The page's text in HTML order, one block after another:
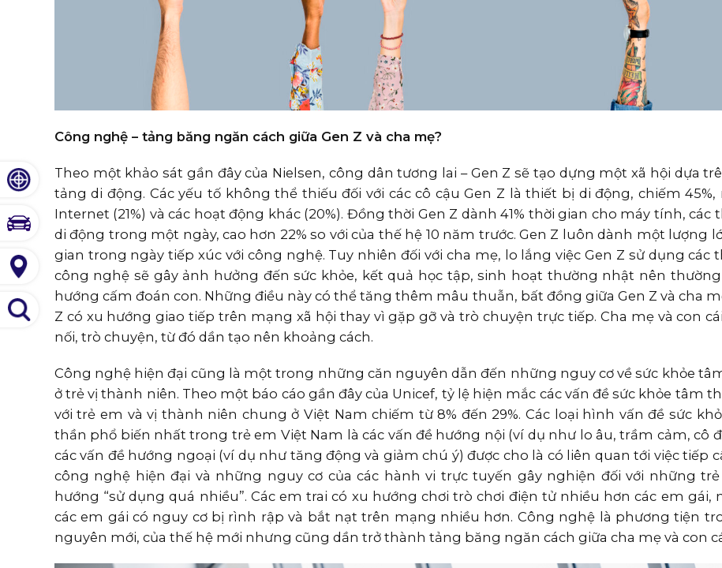
Công nghệ – tảng băng ngăn cách giữa Gen Z và cha mẹ?
Theo một khảo sát gần đây của Nielsen, công dân tương lai – Gen Z sẽ tạo dựng một xã hội dựa
tảng di động. Các yếu tố không thể thiếu đối với các cô cậu Gen Z là thiết bị di động, chiếm 45%,
Internet (21%) và các hoạt động khác (20%). Đồng thời Gen Z dành 41% thời gian cho máy tính, các
di động trong một ngày, cao hơn 22% so với của thế hệ 10 năm trước. Gen Z luôn dành một lượng
gian trong ngày tiếp xúc với công nghệ. Tuy nhiên đối với cha mẹ, lo lắng việc Gen Z sử dụng các
công nghệ sẽ gây ảnh hưởng đến sức khỏe, kết quả học tập, sinh hoạt thường nhật nên thường
hướng cấm đoán con. Những điều này có thể tăng thêm mâu thuẫn, bất đồng giữa Gen Z và cha
Z có xu hướng giao tiếp trên mạng xã hội thay vì gặp gỡ và trò chuyện trực tiếp. Cha mẹ và con
nối, trò chuyện, từ đó dần tạo nên khoảng cách.
Công nghệ hiện đại cũng là một trong những căn nguyên dẫn đến những nguy cơ về sức khỏe
ở trẻ vị thành niên. Theo một báo cáo gần đây của Unicef, tỷ lệ hiện mắc các vấn đề sức khỏe tâm
với trẻ em và vị thành niên chung ở Việt Nam chiếm từ 8% đến 29%. Các loại hình vấn đề sức
thần phổ biến nhất trong trẻ em Việt Nam là các vấn đề hướng nội (ví dụ như lo âu, trầm cảm, cô
các vấn đề hướng ngoại (ví dụ như tăng động và giảm chú ý) được cho là có liên quan tới việc tiếp
công nghệ hiện đại và những nguy cơ của các hành vi trực tuyến gây nghiện đối với những trẻ
hướng “sử dụng quá nhiều”. Các em trai có xu hướng chơi trò chơi điện tử nhiều hơn các em gái,
các em gái có nguy cơ bị rình rập và bắt nạt trên mạng nhiều hơn. Công nghệ là phương tiện
nguyên mới, của thế hệ mới nhưng cũng dần trở thành tảng băng ngăn cách giữa cha mẹ và con